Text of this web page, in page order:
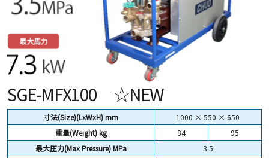
SGE-MFX100 ☆NEW
寸法(Size)(LxWxH) mm
1000 × 550 × 650
重量(Weight) kg 84
95
最大圧力(Max Pressure) MPa
3.5